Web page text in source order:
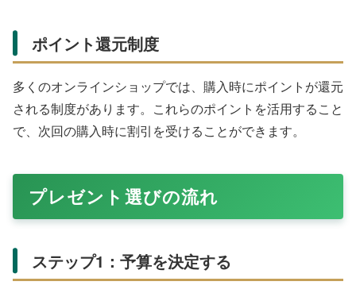
ポイント還元制度
多くのオンラインショップでは、購入時にポイントが還元
される制度があります。これらのポイントを活用すること
で、次回の購入時に割引を受けることができます。
プレゼント選びの流れ
ステップ1：予算を決定する